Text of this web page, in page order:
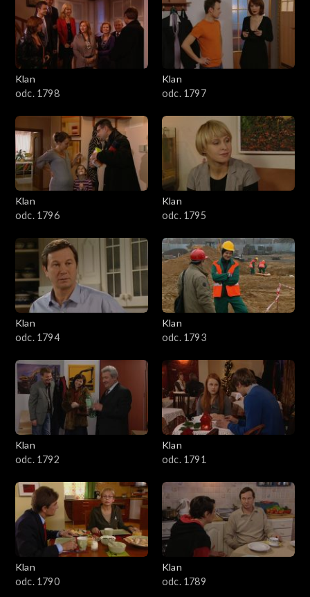
4201–4300
4101–4200
3901–4000
3801–3900
3701–3800
3601–3700
3501–3600
3401–3500
3201–3300
3101–3200
3001–3100
2901–3000
2801–2900
2701–2800
Klan
odc. 1798
Klan
odc. 1797
Klan
odc. 1796
Klan
odc. 1795
Klan
odc. 1794
Klan
odc. 1793
Klan
odc. 1792
Klan
odc. 1791
Klan
odc. 1790
Klan
odc. 1789